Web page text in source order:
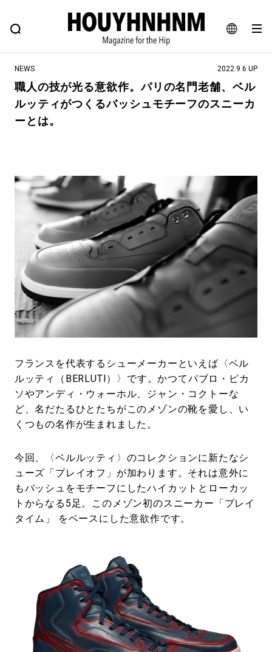
JA
EN
FEATURE BLOG SNAP
ヒップなファッション、カルチャー、ライフスタイルWEBマガジン
#注目のタグ
#NEW VINTAGE #マイナーグッド図鑑
#路地裏てぃーん。 #MONTHLY JOURNAL
#GH 銘品の所以 #フイナムのYouTube
#Commune H #FOCUS IT #AH.H
#ととけん #FASHION #MUSIC #MOVIE
#LIFESTYLE #SNEAKER #OUTDOOR
#SPORTS #HANDSOME HANDBOOK
NEWS 2022.9.6 UP
職人の技が光る意欲作。パリの名門老舗、ベル
ルッティがつくるバッシュモチーフのスニーカ
ーとは。
フランスを代表するシューメーカーといえば〈ベル
ルッティ（BERLUTI）〉です。かつてパブロ・ピカ
ソやアンディ・ウォーホル、ジャン・コクトーな
ど、名だたるひとたちがこのメゾンの靴を愛し、い
くつもの名作が生まれました。
今回、〈ベルルッティ〉のコレクションに新たなシ
ューズ「プレイオフ」が加わります。それは意外に
もバッシュをモチーフにしたハイカットとローカッ
トからなる5足。このメゾン初のスニーカー「プレイ
タイム」 をベースにした意欲作です。